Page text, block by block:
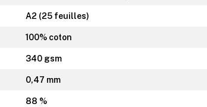
A2 (25 feuilles)
100% coton
340 gsm
0,47 mm
88 %